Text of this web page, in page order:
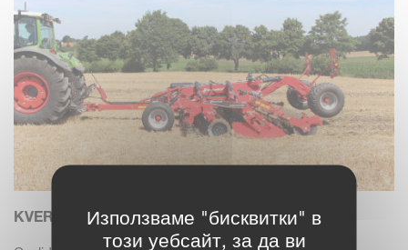
KVERNELAND QUALIDISC FARMER
Използваме "бисквитки" в
този уебсайт, за да ви